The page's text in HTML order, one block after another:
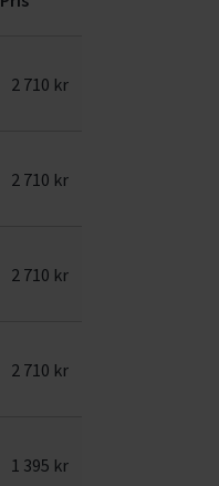
2 710 kr
2 710 kr
2 710 kr
2 710 kr
1 395 kr